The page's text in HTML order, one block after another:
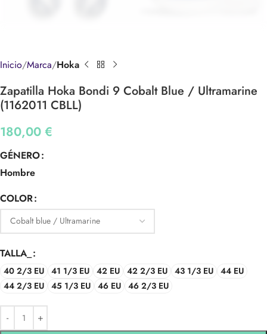
Inicio Marca Hoka
Zapatilla Hoka Bondi 9 Cobalt Blue / Ultramarine
(1162011 CBLL)
180,00 €
GÉNERO
Hombre
COLOR
TALLA_
40 2/3 EU 41 1/3 EU 42 EU 42 2/3 EU 43 1/3 EU 44 EU
44 2/3 EU 45 1/3 EU 46 EU 46 2/3 EU